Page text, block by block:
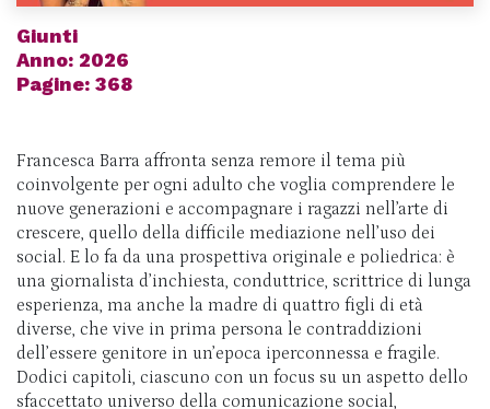
Giunti
Anno: 2026
Pagine: 368
Francesca Barra affronta senza remore il tema più
coinvolgente per ogni adulto che voglia comprendere le
nuove generazioni e accompagnare i ragazzi nell’arte di
crescere, quello della difficile mediazione nell’uso dei
social. E lo fa da una prospettiva originale e poliedrica: è
una giornalista d’inchiesta, conduttrice, scrittrice di lunga
esperienza, ma anche la madre di quattro figli di età
diverse, che vive in prima persona le contraddizioni
dell’essere genitore in un’epoca iperconnessa e fragile.
Dodici capitoli, ciascuno con un focus su un aspetto dello
sfaccettato universo della comunicazione social,